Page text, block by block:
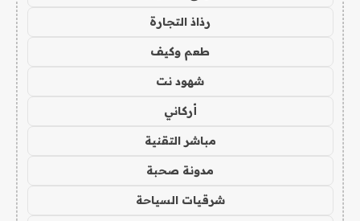
رذاذ التجارة
طعم وكيف
شهود نت
أركاني
مباشر التقنية
مدونة صحبة
شرقيات السياحة